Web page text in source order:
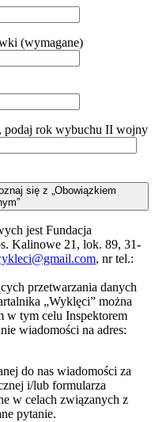
(wymagane)
podaj rok wybuchu II wojny
się z „Obowiązkiem
jest Fundacja
Kalinowe 21, lok. 89, 31-
, nr tel.:
przetwarzania danych
„Wyklęci” można
w tym celu Inspektorem
wiadomości na adres:
do nas wiadomości za
i/lub formularza
w celach związanych z
pytanie.